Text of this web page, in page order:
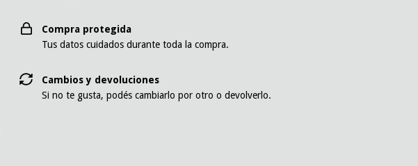
Compra protegida
Tus datos cuidados durante toda la compra.
Cambios y devoluciones
Si no te gusta, podés cambiarlo por otro o devolverlo.